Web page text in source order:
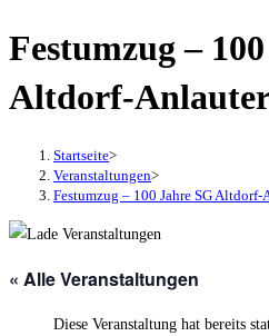
Zum
Inhalt
springen
Festumzug –
Altdorf-
Startseite>
Veranstaltungen>
Festumzug – 100 Jahre SG Altdorf-
« Alle Veranstaltungen
Diese Veranstaltung hat bereits